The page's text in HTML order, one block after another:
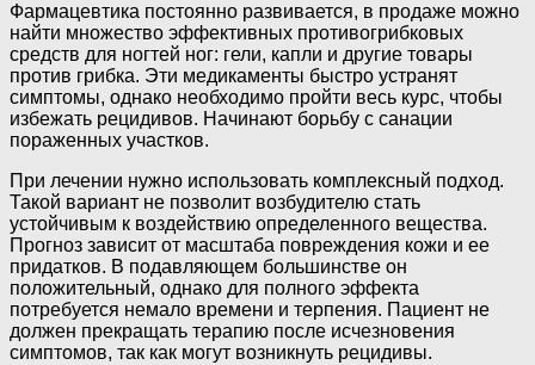
Фармацевтика постоянно развивается, в продаже можно
найти множество эффективных противогрибковых
средств для ногтей ног: гели, капли и другие товары
против грибка. Эти медикаменты быстро устранят
симптомы, однако необходимо пройти весь курс, чтобы
избежать рецидивов. Начинают борьбу с санации
пораженных участков.
При лечении нужно использовать комплексный подход.
Такой вариант не позволит возбудителю стать
устойчивым к воздействию определенного вещества.
Прогноз зависит от масштаба повреждения кожи и ее
придатков. В подавляющем большинстве он
положительный, однако для полного эффекта
потребуется немало времени и терпения. Пациент не
должен прекращать терапию после исчезновения
симптомов, так как могут возникнуть рецидивы.